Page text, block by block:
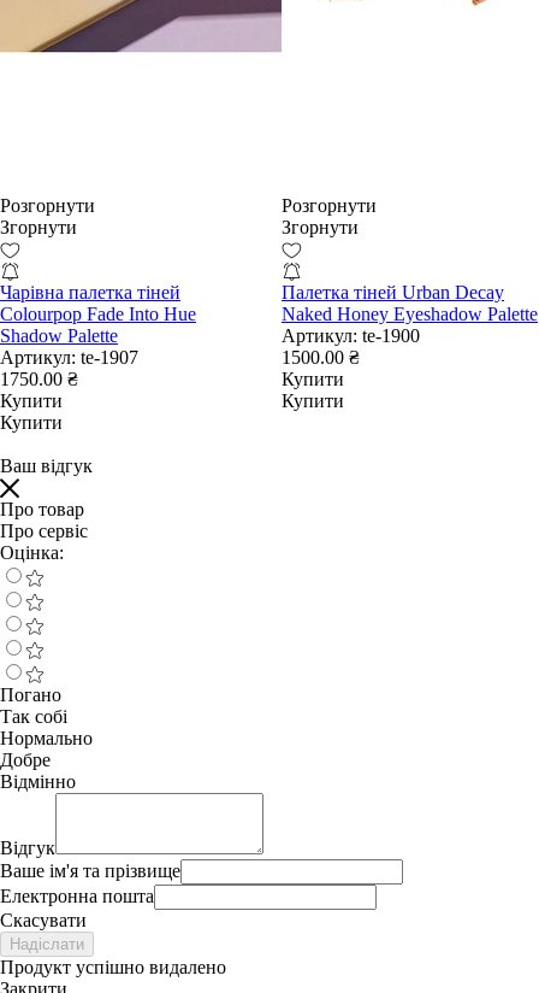
Розгорнути
Згорнути
Чарівна палетка тіней
Colourpop Fade Into Hue
Shadow Palette
Артикул: te-1907
1750.00 ₴
Купити
Купити
Розгорнути
Згорнути
Палетка тіней Urban Decay
Naked Honey Eyeshadow Palette
Артикул: te-1900
1500.00 ₴
Купити
Купити
Ваш відгук
Про товар
Про сервіс
Оцінка:
Погано
Так собі
Нормально
Добре
Відмінно
Відгук
Ваше ім'я та прізвище
Електронна пошта
Скасувати
Надіслати
Продукт успішно видалено
Закрити